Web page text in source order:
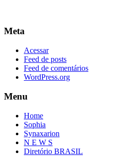
Meta
Acessar
Feed de posts
Feed de comentários
WordPress.org
Menu
Home
Sophia
Synaxarion
N E W S
Diretório BRASIL